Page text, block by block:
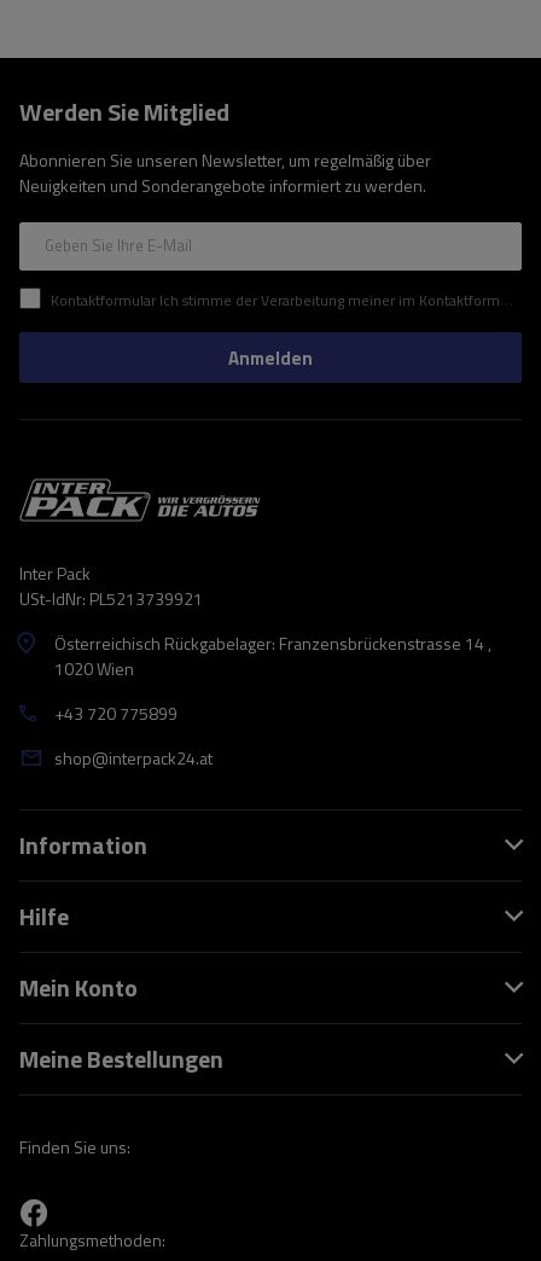
Werden Sie Mitglied
Abonnieren Sie unseren Newsletter, um regelmäßig über
Neuigkeiten und Sonderangebote informiert zu werden.
Geben Sie Ihre E-Mail
Kontaktformular Ich stimme der Verarbeitung meiner im Kontaktformular enthaltenen personenbezogenen Daten gemäß der Verordnung (EU) des Europäischen Parlaments und des Rates zu.
Anmelden
Inter Pack
USt-IdNr: PL5213739921
Österreichisch Rückgabelager: Franzensbrückenstrasse 14 ,
1020 Wien
+43 720 775899
shop@interpack24.at
Information
Hilfe
Mein Konto
Meine Bestellungen
Finden Sie uns:
Zahlungsmethoden: